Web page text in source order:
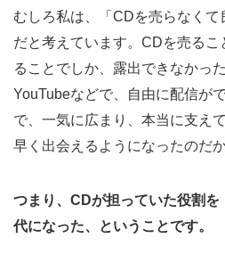
メデ
ィア
ミッ
クス
を実
現し
「千
本
むしろ私は、「CDを売らなく
だと考えています。CDを売るこ
ることでしか、露出できなかっ
YouTubeなどで、自由に配信が
で、一気に広まり、本当に支え
早く出会えるようになったのだか
つまり、CDが担っていた役割
代になった、ということです。